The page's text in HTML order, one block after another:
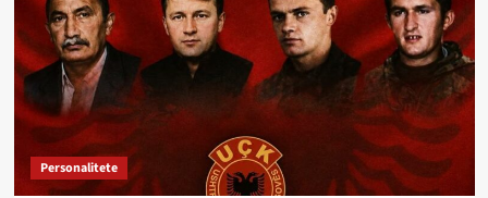
Personalitete